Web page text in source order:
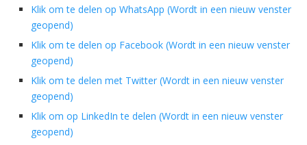
Klik om te delen op WhatsApp (Wordt in een nieuw venster
geopend)
Klik om te delen op Facebook (Wordt in een nieuw venster
geopend)
Klik om te delen met Twitter (Wordt in een nieuw venster
geopend)
Klik om op LinkedIn te delen (Wordt in een nieuw venster
geopend)